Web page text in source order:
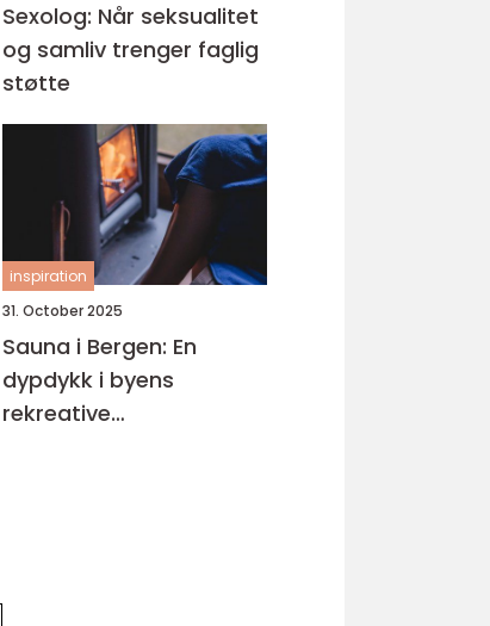
Sexolog: Når seksualitet
og samliv trenger faglig
støtte
inspiration
31. October 2025
Sauna i Bergen: En
dypdykk i byens
rekreative